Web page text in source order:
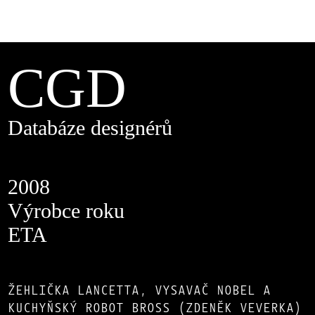
CGD
Databáze designérů
2008
Výrobce roku
ETA
ŽEHLIČKA LANCETTA, VYSAVAČ NOBEL A
KUCHYŇSKÝ ROBOT BROSS (ZDENĚK VEVERKA)